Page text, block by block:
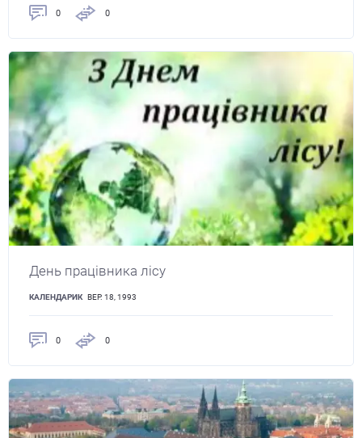
0 0
День працівника лісу
КАЛЕНДАРИК ВЕР. 18, 1993
0 0